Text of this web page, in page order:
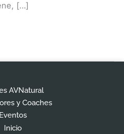
[…]
AVNatural
y Coaches
Eventos
Inicio